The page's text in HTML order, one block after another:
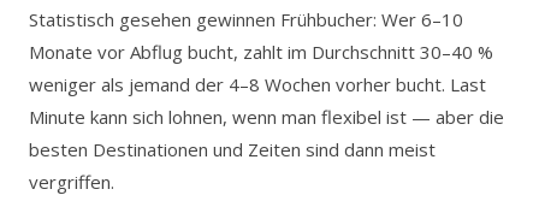
Statistisch gesehen gewinnen Frühbucher: Wer 6–10
Monate vor Abflug bucht, zahlt im Durchschnitt 30–40 %
weniger als jemand der 4–8 Wochen vorher bucht. Last
Minute kann sich lohnen, wenn man flexibel ist — aber die
besten Destinationen und Zeiten sind dann meist
vergriffen.